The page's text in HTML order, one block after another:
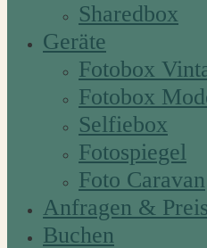
Sharedbox
Geräte
Fotobox
Fotobox
Selfiebox
Fotospiegel
Foto Caravan
Anfragen &
Buchen